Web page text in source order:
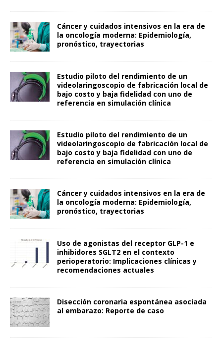
Cáncer y cuidados intensivos en la era de
la oncología moderna: Epidemiología,
pronóstico, trayectorias
Estudio piloto del rendimiento de un
videolaringoscopio de fabricación local de
bajo costo y baja fidelidad con uno de
referencia en simulación clínica
Estudio piloto del rendimiento de un
videolaringoscopio de fabricación local de
bajo costo y baja fidelidad con uno de
referencia en simulación clínica
Cáncer y cuidados intensivos en la era de
la oncología moderna: Epidemiología,
pronóstico, trayectorias
Uso de agonistas del receptor GLP-1 e
inhibidores SGLT2 en el contexto
perioperatorio: Implicaciones clínicas y
recomendaciones actuales
Disección coronaria espontánea asociada
al embarazo: Reporte de caso